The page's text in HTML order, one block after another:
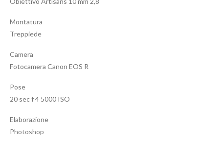
Montatura
Treppiede
Camera
Fotocamera Canon EOS R
Pose
20 sec f 4 5000 ISO
Elaborazione
Photoshop